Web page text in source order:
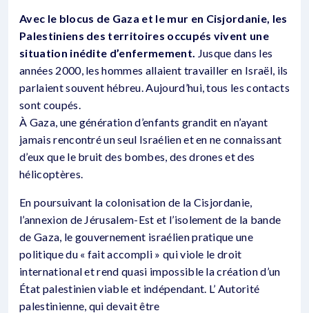
Avec le blocus de Gaza et le mur en Cisjordanie, les
Palestiniens des territoires occupés vivent une
situation inédite d’enfermement. Jusque dans les
années 2000, les hommes allaient travailler en Israël, ils
parlaient souvent hébreu. Aujourd’hui, tous les contacts
sont coupés.
À Gaza, une génération d’enfants grandit en n’ayant
jamais rencontré un seul Israélien et en ne connaissant
d’eux que le bruit des bombes, des drones et des
hélicoptères.
En poursuivant la colonisation de la Cisjordanie,
l’annexion de Jérusalem-Est et l’isolement de la bande
de Gaza, le gouvernement israélien pratique une
politique du « fait accompli » qui viole le droit
international et rend quasi impossible la création d’un
État palestinien viable et indépendant. L’ Autorité
palestinienne, qui devait être